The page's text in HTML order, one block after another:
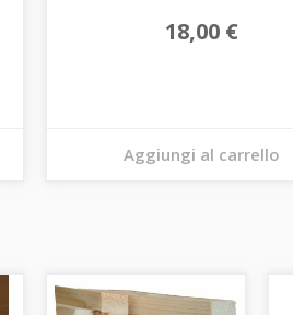
18,00 €
Aggiungi al carrello